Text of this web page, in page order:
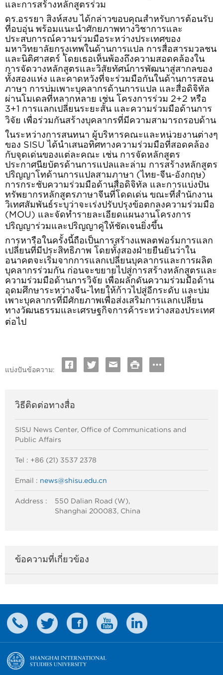
และการสร้างหลักสูตรร่วม
ดร.อรรยา สิงห์สงบ ได้กล่าวขอบคุณสำหรับการต้อนรับ
ที่อบอุ่น พร้อมแนะนำศักยภาพทางวิชาการและ
ประสบการณ์ความร่วมมือระหว่างประเทศของ
มหาวิทยาลัยกรุงเทพในด้านการแปล การสื่อสารมวลชน
และนิติศาสตร์ โดยเธอเห็นพ้องถึงความสอดคล้องใน
การจัดวางหลักสูตรและวิสัยทัศน์การพัฒนาสู่สากลของ
ทั้งสองแห่ง และคาดหวังที่จะร่วมมือกันในด้านการสอน
ภาษา การบ่มเพาะบุคลากรด้านการแปล และสื่อดิจิทัล
ผ่านโมเดลที่หลากหลาย เช่น โครงการร่วม 2+2 หรือ
3+1 การแลกเปลี่ยนระยะสั้น และความร่วมมือด้านการ
วิจัย เพื่อร่วมกันสร้างบุคลากรที่มีความสามารถรอบด้าน
ในระหว่างการสนทนา ผู้บริหารคณะและหน่วยงานต่างๆ
ของ SISU ได้นำเสนอทิศทางความร่วมมือที่สอดคล้อง
กับจุดเด่นของแต่ละคณะ เช่น การจัดหลักสูตร
ประกาศนียบัตรด้านการแปลและล่าม การสร้างหลักสูตร
ปริญญาโทด้านการแปลสามภาษา (ไทย-จีน-อังกฤษ)
การกระชับความร่วมมือด้านสื่อดิจิทัล และการแบ่งปัน
ทรัพยากรหลักสูตรภาษาจีนที่โดดเด่น ขณะที่สำนักงาน
วิเทศสัมพันธ์ระบุว่าจะเร่งปรับปรุงข้อตกลงความร่วมมือ
(MOU) และจัดทำรายละเอียดแผนงานโครงการ
ปริญญาร่วมและปริญญาคู่ให้ชัดเจนยิ่งขึ้น
การหารือในครั้งนี้ถือเป็นการสร้างแพลตฟอร์มการแลก
เปลี่ยนที่มีประสิทธิภาพ โดยทั้งสองฝ่ายยืนยันว่าใน
อนาคตจะเริ่มจากการแลกเปลี่ยนบุคลากรและการผลิต
บุคลากรร่วมกัน ก่อนจะขยายไปสู่การสร้างหลักสูตรและ
ความร่วมมือด้านการวิจัย เพื่อผลักดันความร่วมมือด้าน
อุดมศึกษาระหว่างจีน-ไทยให้ก้าวไปสู่อีกระดับ และบ่ม
เพาะบุคลากรที่มีศักยภาพเพื่อส่งเสริมการแลกเปลี่ยน
ทางวัฒนธรรมและเศรษฐกิจการค้าระหว่างสองประเทศ
ต่อไป
แบ่งปันข้อความ:
วิธีติดต่อทางสื่อ
SISU News Center, Office of Communications and
Public Affairs
Tel : +86 (21) 3537 2378
Email : news@shisu.edu.cn
Address :
550 Dalian Road (W),
Shanghai 200083, China
ข้อความที่เกี่ยวข้อง